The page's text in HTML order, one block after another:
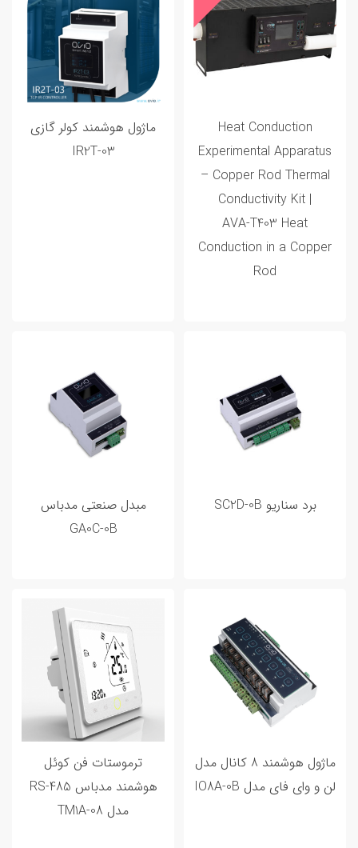
Heat Conduction
Experimental Apparatus
– Copper Rod Thermal
Conductivity Kit |
AVA‑T403 Heat
Conduction in a Copper
Rod
ماژول هوشمند کولر گازی
IR2T-03
برد سناریو SC2D-0B
مبدل صنعتی مدباس
GA0C-0B
ماژول هوشمند 8 کانال مدل
لن و وای فای مدل IO8A-0B
ترموستات فن کوئل
هوشمند مدباس RS-485
مدل TM1A-08